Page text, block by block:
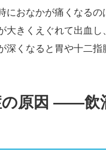
におなかが痛くなる
大きくえぐれて出血
深くなると胃や十二指
の原因 ――飲